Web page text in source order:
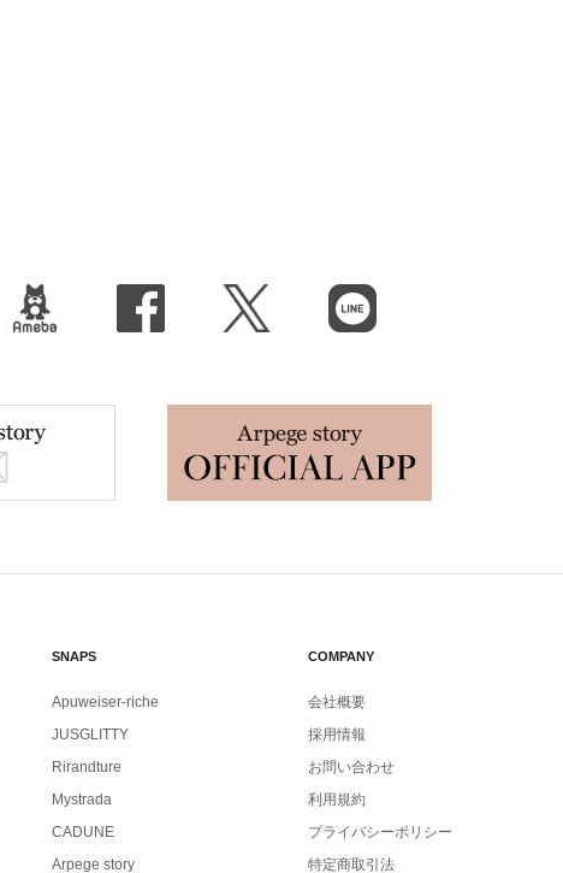
X（旧Twitter）
SNAPS
Apuweiser-riche
JUSGLITTY
Rirandture
Mystrada
CADUNE
Arpege story
COMPANY
会社概要
採用情報
お問い合わせ
利用規約
プライバシーポリシー
特定商取引法